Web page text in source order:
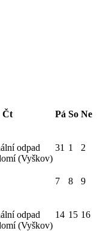
Čt Pá So Ne
odpad
(Vyškov)
31 1 2
7 8 9
odpad
(Vyškov)
14 15 16